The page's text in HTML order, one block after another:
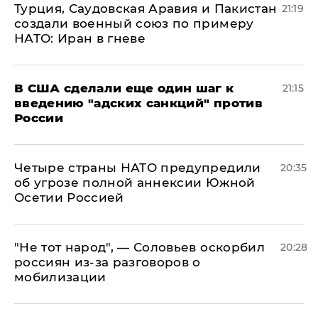
Турция, Саудовская Аравия и Пакистан
создали военный союз по примеру
НАТО: Иран в гневе
21:19
В США сделали еще один шаг к
введению "адских санкций" против
России
21:15
Четыре страны НАТО предупредили
об угрозе полной аннексии Южной
Осетии Россией
20:35
​"Не тот народ", — Соловьев оскорбил
россиян из-за разговоров о
мобилизации
20:28